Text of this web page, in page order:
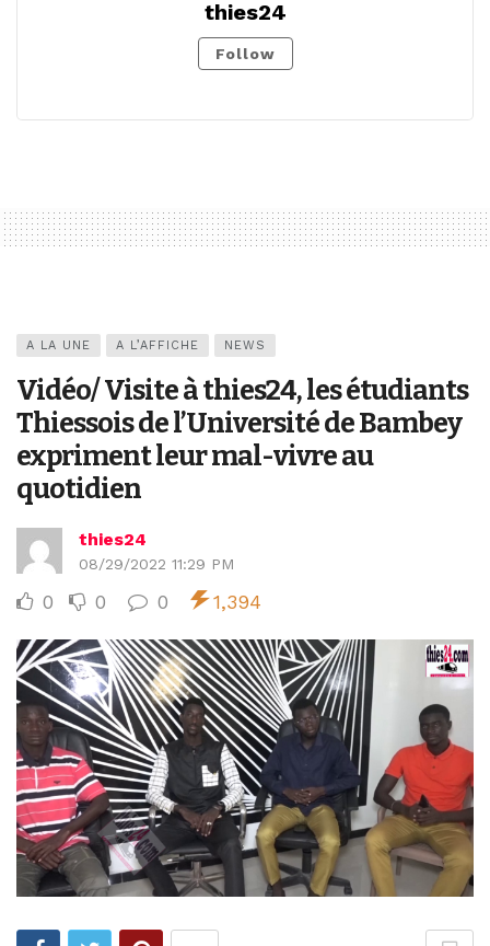
thies24
Follow
A LA UNE A L’AFFICHE NEWS
Vidéo/ Visite à thies24, les étudiants
Thiessois de l’Université de Bambey
expriment leur mal-vivre au
quotidien
thies24
08/29/2022 11:29 PM
0 0 0 1,394